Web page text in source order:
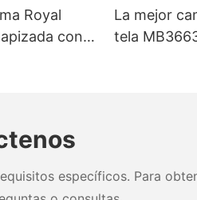
Royal
con
La mejor
tela
específicos. Para